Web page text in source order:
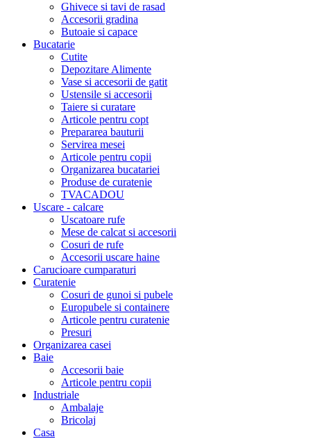
Ghivece si tavi de rasad
Accesorii gradina
Butoaie si capace
Bucatarie
Cutite
Depozitare Alimente
Vase si accesorii de gatit
Ustensile si accesorii
Taiere si curatare
Articole pentru copt
Prepararea bauturii
Servirea mesei
Articole pentru copii
Organizarea bucatariei
Produse de curatenie
TVACADOU
Uscare - calcare
Uscatoare rufe
Mese de calcat si accesorii
Cosuri de rufe
Accesorii uscare haine
Carucioare cumparaturi
Curatenie
Cosuri de gunoi si pubele
Europubele si containere
Articole pentru curatenie
Presuri
Organizarea casei
Baie
Accesorii baie
Articole pentru copii
Industriale
Ambalaje
Bricolaj
Casa